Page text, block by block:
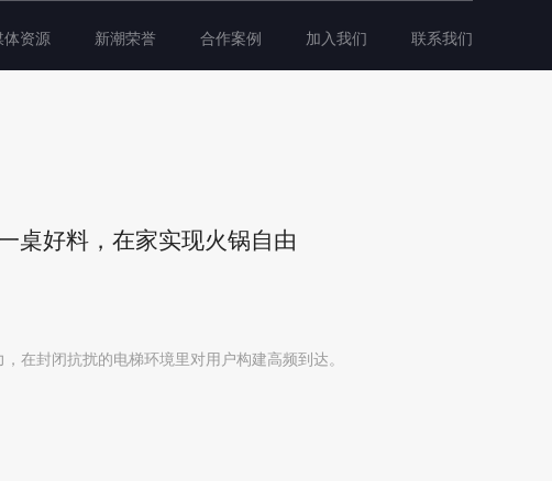
体资源 新潮荣誉 合作案例 加入我们 联系我们
桌好料，在家实现火锅自由
在封闭抗扰的电梯环境里对用户构建高频到达。